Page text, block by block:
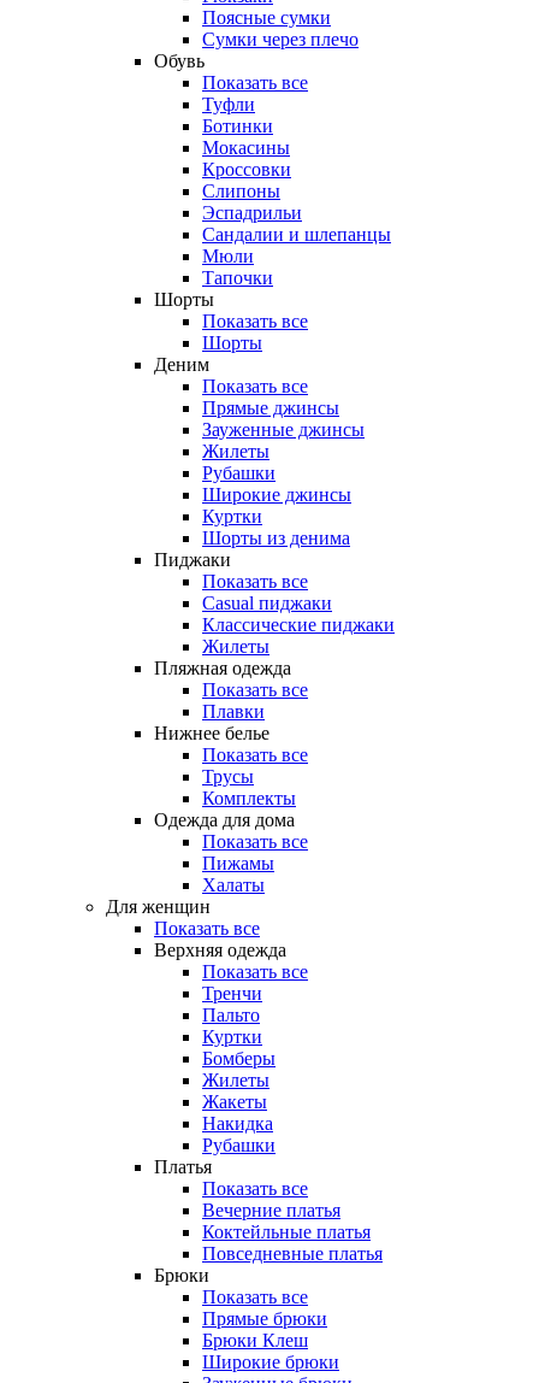
Поясные сумки
Сумки через плечо
Обувь
Показать все
Туфли
Ботинки
Мокасины
Кроссовки
Слипоны
Эспадрильи
Сандалии и шлепанцы
Мюли
Тапочки
Шорты
Показать все
Шорты
Деним
Показать все
Прямые джинсы
Зауженные джинсы
Жилеты
Рубашки
Широкие джинсы
Куртки
Шорты из денима
Пиджаки
Показать все
Casual пиджаки
Классические пиджаки
Жилеты
Пляжная одежда
Показать все
Плавки
Нижнее белье
Показать все
Трусы
Комплекты
Одежда для дома
Показать все
Пижамы
Халаты
Для женщин
Показать все
Верхняя одежда
Показать все
Тренчи
Пальто
Куртки
Бомберы
Жилеты
Жакеты
Накидка
Рубашки
Платья
Показать все
Вечерние платья
Коктейльные платья
Повседневные платья
Брюки
Показать все
Прямые брюки
Брюки Клеш
Широкие брюки